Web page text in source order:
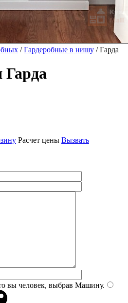
/Гардеробные в нишу / Гарда
Гарда
Расчет цены Вызвать
вы человек, выбрав Машину.